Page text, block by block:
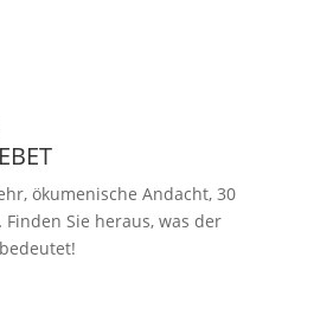
ökumenische Andacht, 30
Sie heraus, was der